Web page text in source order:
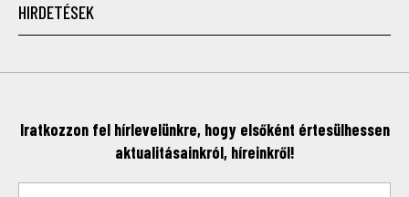
HIRDETÉSEK
Iratkozzon fel hírlevelünkre, hogy elsőként értesülhessen
aktualitásainkról, híreinkről!